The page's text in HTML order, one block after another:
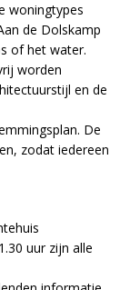
woningtypes
de Dolskamp
of het water.
worden
en de
De
zodat iedereen
uur zijn alle